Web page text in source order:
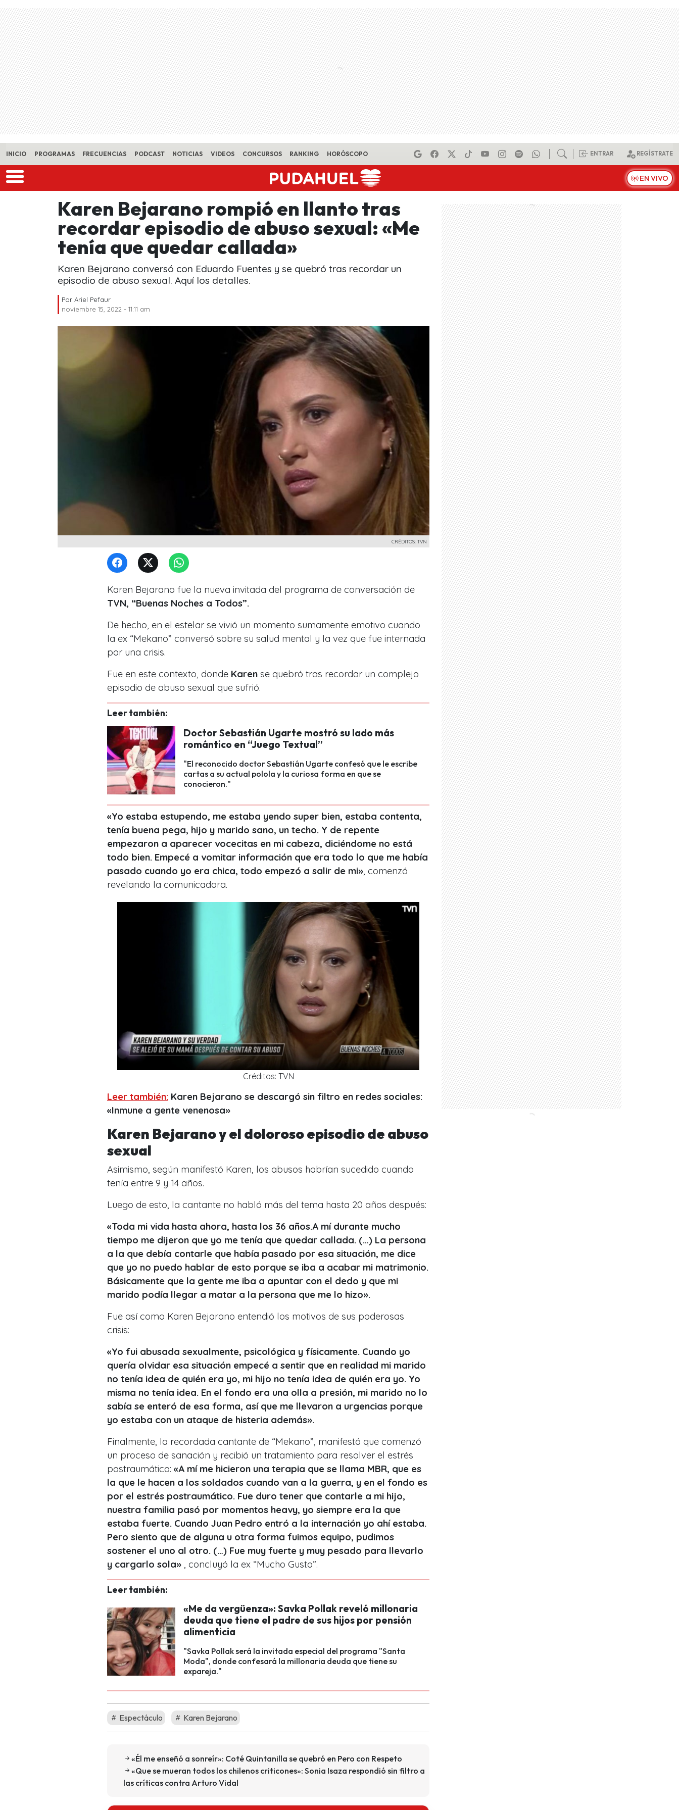
Skip to main content
INICIO PROGRAMAS FRECUENCIAS PODCAST NOTICIAS VIDEOS CONCURSOS RANKING HORÓSCOPO ENTRAR REGÍSTRATE
EN VIVO
Karen Bejarano rompió en llanto tras
recordar episodio de abuso sexual: «Me
tenía que quedar callada»
Karen Bejarano conversó con Eduardo Fuentes y se quebró tras recordar un
episodio de abuso sexual. Aquí los detalles.
Por Ariel Pefaur
noviembre 15, 2022 - 11:11 am
CRÉDITOS: TVN
Karen Bejarano fue la nueva invitada del programa de conversación de
TVN, “Buenas Noches a Todos”.
De hecho, en el estelar se vivió un momento sumamente emotivo cuando
la ex “Mekano” conversó sobre su salud mental y la vez que fue internada
por una crisis.
Fue en este contexto, donde Karen se quebró tras recordar un complejo
episodio de abuso sexual que sufrió.
Leer también:
Doctor Sebastián Ugarte mostró su lado más
romántico en “Juego Textual”
"El reconocido doctor Sebastián Ugarte confesó que le escribe
cartas a su actual polola y la curiosa forma en que se
conocieron."
«Yo estaba estupendo, me estaba yendo super bien, estaba contenta,
tenía buena pega, hijo y marido sano, un techo. Y de repente
empezaron a aparecer vocecitas en mi cabeza, diciéndome no está
todo bien. Empecé a vomitar información que era todo lo que me había
pasado cuando yo era chica, todo empezó a salir de mi» , comenzó
revelando la comunicadora.
Créditos: TVN
Leer también: Karen Bejarano se descargó sin filtro en redes sociales:
«Inmune a gente venenosa»
Karen Bejarano y el doloroso episodio de abuso
sexual
Asimismo, según manifestó Karen, los abusos habrían sucedido cuando
tenía entre 9 y 14 años.
Luego de esto, la cantante no habló más del tema hasta 20 años después:
«Toda mi vida hasta ahora, hasta los 36 años.A mí durante mucho
tiempo me dijeron que yo me tenía que quedar callada. (…) La persona
a la que debía contarle que había pasado por esa situación, me dice
que yo no puedo hablar de esto porque se iba a acabar mi matrimonio.
Básicamente que la gente me iba a apuntar con el dedo y que mi
marido podía llegar a matar a la persona que me lo hizo».
Fue así como Karen Bejarano entendió los motivos de sus poderosas
crisis:
«Yo fui abusada sexualmente, psicológica y físicamente. Cuando yo
quería olvidar esa situación empecé a sentir que en realidad mi marido
no tenía idea de quién era yo, mi hijo no tenía idea de quién era yo. Yo
misma no tenía idea. En el fondo era una olla a presión, mi marido no lo
sabía se enteró de esa forma, así que me llevaron a urgencias porque
yo estaba con un ataque de histeria además».
Finalmente, la recordada cantante de “Mekano”, manifestó que comenzó
un proceso de sanación y recibió un tratamiento para resolver el estrés
postraumático: «A mí me hicieron una terapia que se llama MBR, que es
la que le hacen a los soldados cuando van a la guerra, y en el fondo es
por el estrés postraumático. Fue duro tener que contarle a mi hijo,
nuestra familia pasó por momentos heavy, yo siempre era la que
estaba fuerte. Cuando Juan Pedro entró a la internación yo ahí estaba.
Pero siento que de alguna u otra forma fuimos equipo, pudimos
sostener el uno al otro. (…) Fue muy fuerte y muy pesado para llevarlo
y cargarlo sola» , concluyó la ex “Mucho Gusto”.
Leer también:
«Me da vergüenza»: Savka Pollak reveló millonaria
deuda que tiene el padre de sus hijos por pensión
alimenticia
"Savka Pollak será la invitada especial del programa "Santa
Moda", donde confesará la millonaria deuda que tiene su
expareja."
Espectáculo Karen Bejarano
«Él me enseñó a sonreír»: Coté Quintanilla se quebró en Pero con Respeto
«Que se mueran todos los chilenos criticones»: Sonia Isaza respondió sin filtro a
las críticas contra Arturo Vidal